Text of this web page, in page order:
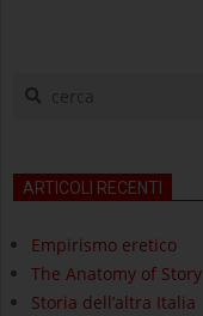
cerca
ARTICOLI RECENTI
Empirismo eretico
The Anatomy of Story
Storia dell’altra Italia